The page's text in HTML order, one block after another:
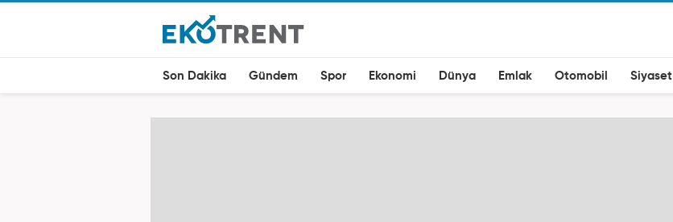
Son Dakika Gündem Spor Ekonomi Dünya Emlak Otomobil Siyaset